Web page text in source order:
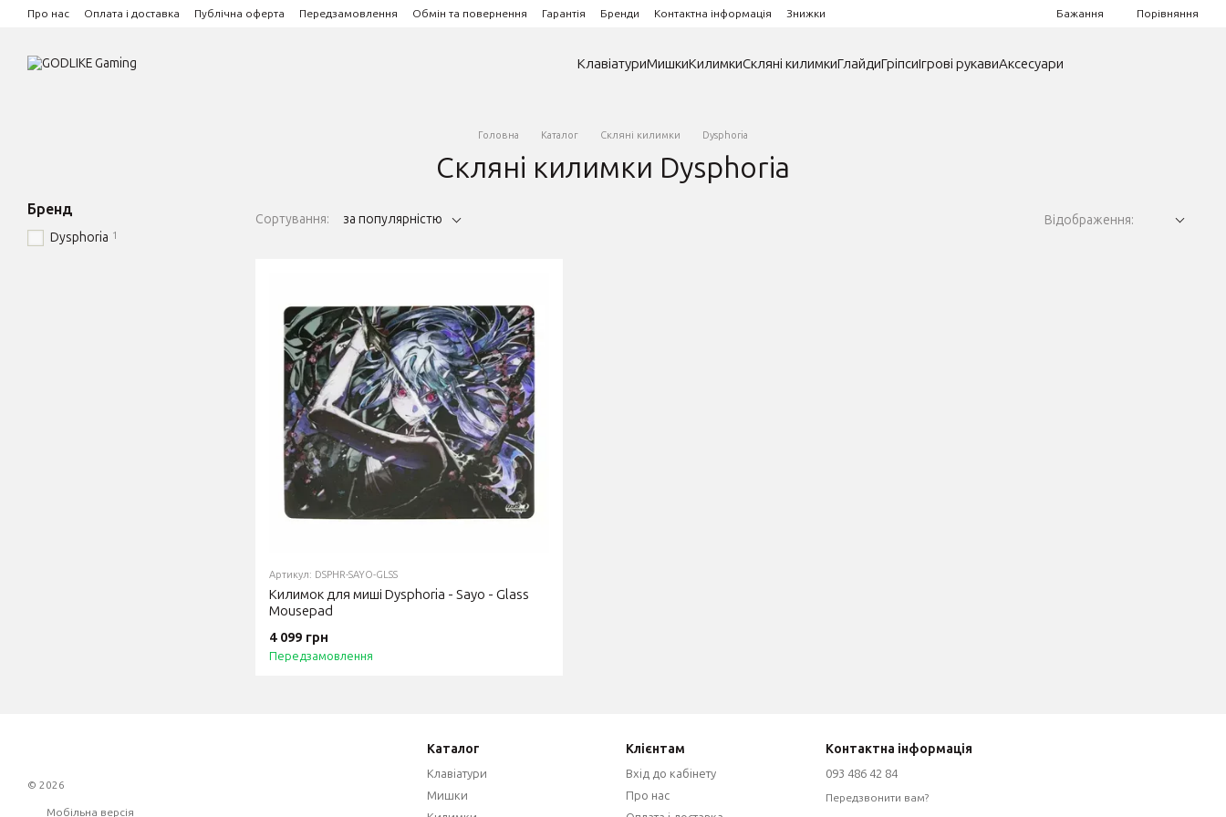
Перейти до основного контенту
Про нас Оплата і доставка Публічна оферта Передзамовлення Обмін та повернення Гарантія Бренди Контактна інформація Знижки Бажання Порівняння
КлавіатуриМишкиКилимкиСкляні килимкиГлайдиГріпсиІгрові рукавиАксесуари
Головна Каталог Скляні килимки Dysphoria
Скляні килимки Dysphoria
Сортування: за популярністю Відображення:
Артикул: DSPHR-SAYO-GLSS
Килимок для миші Dysphoria - Sayo - Glass
Mousepad
4 099 грн
Передзамовлення
Бренд
Dysphoria 1
© 2026
Мобільна версія
Каталог
Клавіатури
Мишки
Клієнтам
Вхід до кабінету
Про нас
Контактна інформація
093 486 42 84
Передзвонити вам?